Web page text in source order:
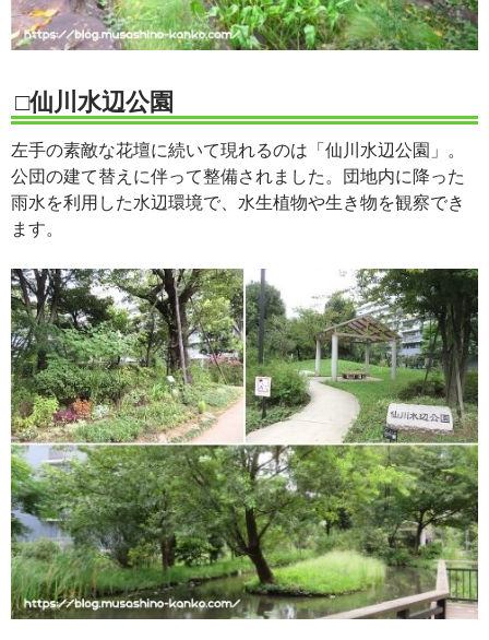
□仙川水辺公園
左手の素敵な花壇に続いて現れるのは「仙川水辺公園」。
公団の建て替えに伴って整備されました。団地内に降った
雨水を利用した水辺環境で、水生植物や生き物を観察でき
ます。